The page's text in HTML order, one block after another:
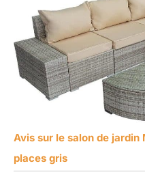
Avis sur le salon de jardin
places gris